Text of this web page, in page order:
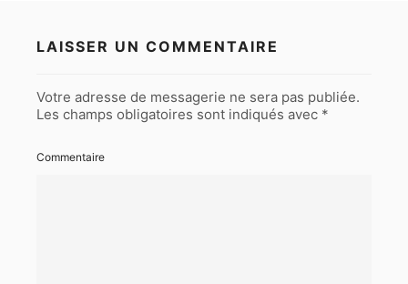
LAISSER UN COMMENTAIRE
Votre adresse de messagerie ne sera pas publiée.
Les champs obligatoires sont indiqués avec *
Commentaire